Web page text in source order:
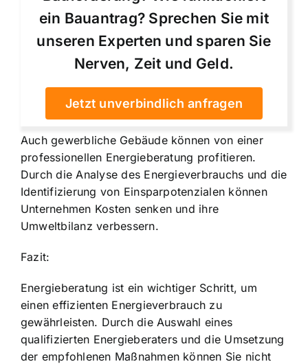
ein Bauantrag? Sprechen Sie mit
unseren Experten und sparen Sie
Nerven, Zeit und Geld.
Jetzt unverbindlich anfragen
Auch gewerbliche Gebäude können von einer
professionellen Energieberatung profitieren.
Durch die Analyse des Energieverbrauchs und die
Identifizierung von Einsparpotenzialen können
Unternehmen Kosten senken und ihre
Umweltbilanz verbessern.
Fazit:
Energieberatung ist ein wichtiger Schritt, um
einen effizienten Energieverbrauch zu
gewährleisten. Durch die Auswahl eines
qualifizierten Energieberaters und die Umsetzung
der empfohlenen Maßnahmen können Sie nicht